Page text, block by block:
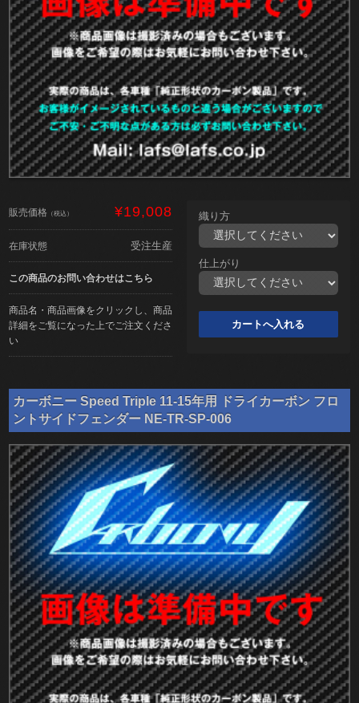
販売価格 （税込） ¥19,008
在庫状態 受注生産
この商品のお問い合わせはこちら
商品名・商品画像をクリックし、商品
詳細をご覧になった上でご注文くださ
い
織り方
仕上がり
カーボニー Speed Triple 11-15年用 ドライカーボン フロ
ントサイドフェンダー NE-TR-SP-006